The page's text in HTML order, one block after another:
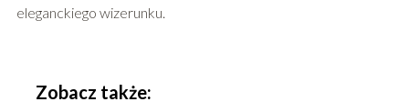
eleganckiego wizerunku.
Zobacz także: